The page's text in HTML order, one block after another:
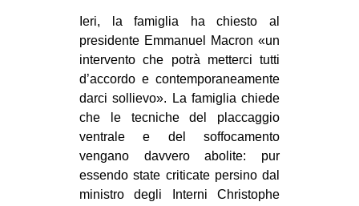
ESTREMO ORIENTE
EUROPA
MEDIO ORIENTE
MONDO
EVENTI
in
Ieri, la famiglia ha chiesto al
presidente Emmanuel Macron «un
intervento che potrà metterci tutti
d’accordo e contemporaneamente
darci sollievo». La famiglia chiede
che le tecniche del placcaggio
ventrale e del soffocamento
vengano davvero abolite: pur
essendo state criticate persino dal
ministro degli Interni Christophe